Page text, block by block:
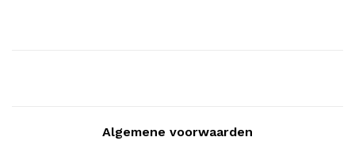
Algemene voorwaarden